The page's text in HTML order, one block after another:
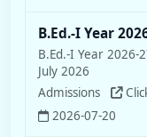
B.Ed.-I Year
B.Ed.-I Year 2026-
July 2026
Admissions
2026-07-20